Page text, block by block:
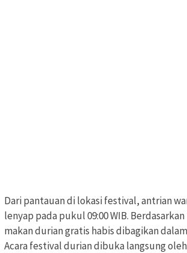
Dari pantauan di lokasi festival, antrian
lenyap pada pukul 09:00 WIB.
makan durian gratis habis dibagikan
Acara festival durian dibuka langsung